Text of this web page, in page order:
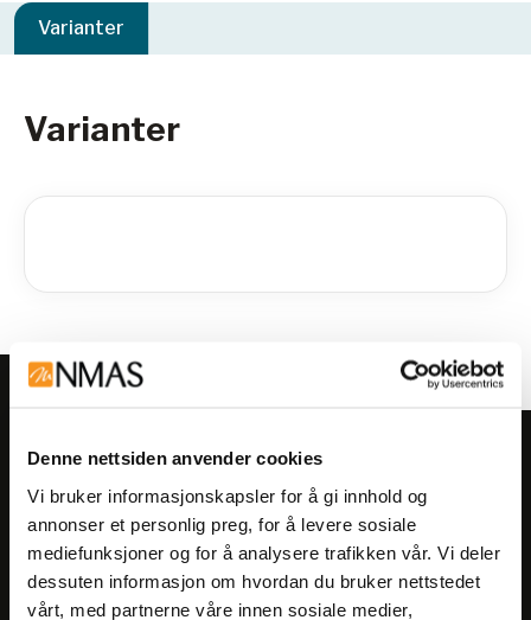
Denne nettsiden anvender cookies
Vi bruker informasjonskapsler for å gi innhold og
annonser et personlig preg, for å levere sosiale
mediefunksjoner og for å analysere trafikken vår. Vi deler
dessuten informasjon om hvordan du bruker nettstedet
vårt, med partnerne våre innen sosiale medier,
Varianter
Varianter
Meld deg på vårt nyhetsbrev!
Få informasjon om produkter,
arrangementer og kampanjer.
Meld på nyhetsbrev